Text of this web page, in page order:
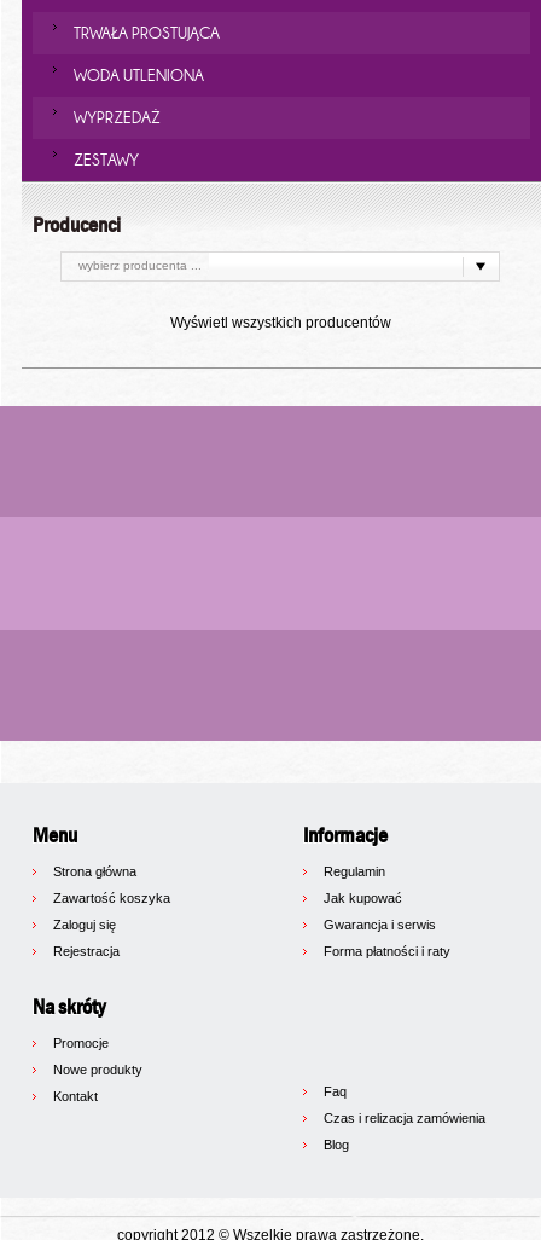
TRWAŁA PROSTUJĄCA
WODA UTLENIONA
WYPRZEDAŻ
ZESTAWY
Producenci
wybierz producenta ...
Wyświetl wszystkich producentów
Menu
Strona główna
Zawartość koszyka
Zaloguj się
Rejestracja
Na skróty
Promocje
Nowe produkty
Kontakt
Informacje
Regulamin
Jak kupować
Gwarancja i serwis
Forma płatności i raty
Faq
Czas i relizacja zamówienia
Blog
copyright 2012 © Wszelkie prawa zastrzeżone.